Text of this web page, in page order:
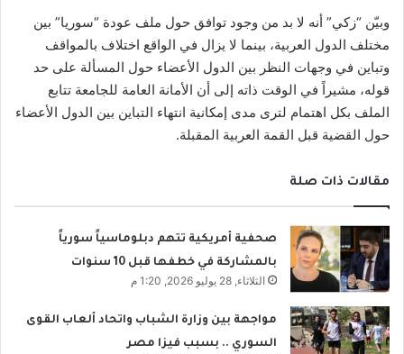
وبيّن “زكي” أنه لا بد من وجود توافق حول ملف عودة “سوريا” بين
مختلف الدول العربية، بينما لا يزال في الواقع اختلاف بالمواقف
وتباين في وجهات النظر بين الدول الأعضاء حول المسألة على حد
قوله، مشيراً في الوقت ذاته إلى أن الأمانة العامة للجامعة تتابع
الملف بكل اهتمام لترى مدى إمكانية انتهاء التباين بين الدول الأعضاء
حول القضية قبل القمة العربية المقبلة.
مقالات ذات صلة
صحفية أمريكية تتهم دبلوماسياً سورياً
بالمشاركة في خطفها قبل 10 سنوات
الثلاثاء, 28 يوليو 2026, 1:20 م
مواجهة بين وزارة الشباب واتحاد ألعاب القوى
السوري .. بسبب فيزا مصر